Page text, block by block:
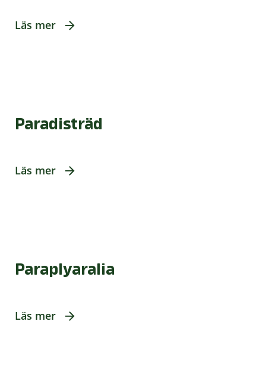
Läs mer
Paradisträd
Läs mer
Paraplyaralia
Läs mer